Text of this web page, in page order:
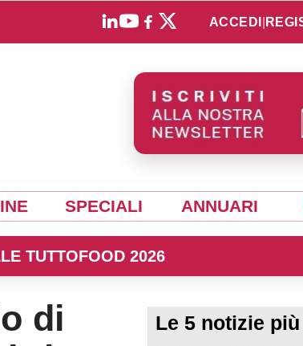
ACCEDI
SPECIALI ANNUARI
TUTTOFOOD 2026
di
Le 5 notizie